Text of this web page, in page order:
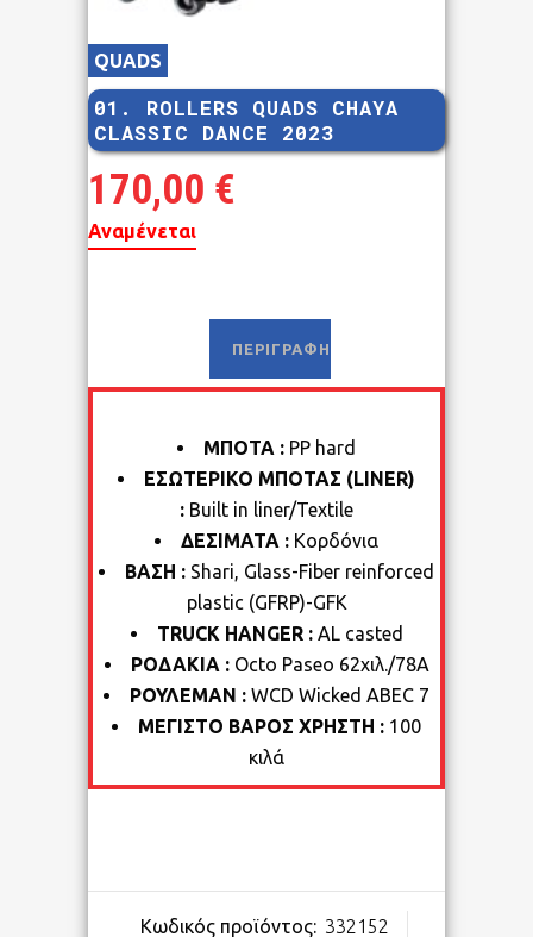
QUADS
01. ROLLERS QUADS CHAYA
CLASSIC DANCE 2023
170,00 €
Αναμένεται
ΠΕΡΙΓΡΑΦΉ
ΜΠΟΤΑ : PP hard
ΕΣΩΤΕΡΙΚΟ ΜΠΟΤΑΣ (LINER)
: Built in liner/Textile
ΔΕΣΙΜΑΤΑ : Κορδόνια
ΒΑΣΗ : Shari, Glass-Fiber reinforced
plastic (GFRP)-GFK
ΤRUCK HANGER : AL casted
ΡΟΔΑΚΙΑ : Octo Paseo 62χιλ./78Α
ΡΟΥΛΕΜΑΝ : WCD Wicked ABEC 7
ΜΕΓΙΣΤΟ ΒΑΡΟΣ ΧΡΗΣΤΗ : 100
κιλά
Κωδικός προϊόντος: 332152